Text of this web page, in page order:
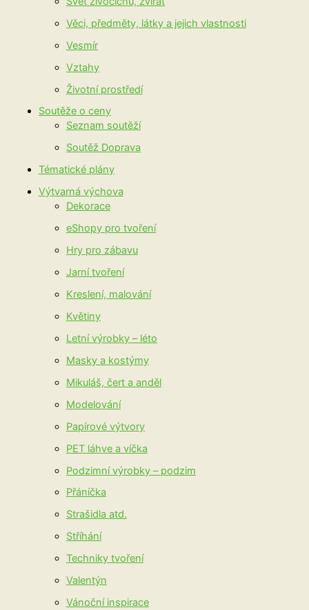
Věci, předměty, látky a jejich vlastnosti
Vesmír
Vztahy
Životní prostředí
Soutěže o ceny
Seznam soutěží
Soutěž Doprava
Tématické plány
Výtvarná výchova
Dekorace
eShopy pro tvoření
Hry pro zábavu
Jarní tvoření
Kreslení, malování
Květiny
Letní výrobky – léto
Masky a kostýmy
Mikuláš, čert a anděl
Modelování
Papírové výtvory
PET láhve a víčka
Podzimní výrobky – podzim
Přáníčka
Strašidla atd.
Stříhání
Techniky tvoření
Valentýn
Vánoční inspirace